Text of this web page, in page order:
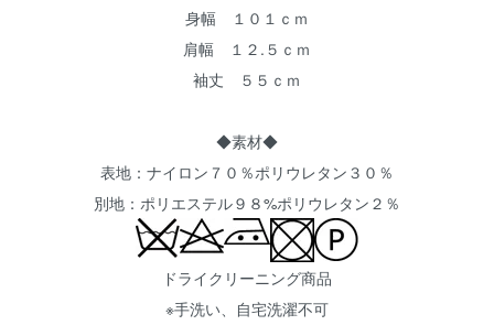
身幅 １０１ｃｍ
肩幅 １２.５ｃｍ
袖丈 ５５ｃｍ
◆素材◆
表地：ナイロン７０％ポリウレタン３０％
別地：ポリエステル９８%ポリウレタン２％
ドライクリーニング商品
※手洗い、自宅洗濯不可